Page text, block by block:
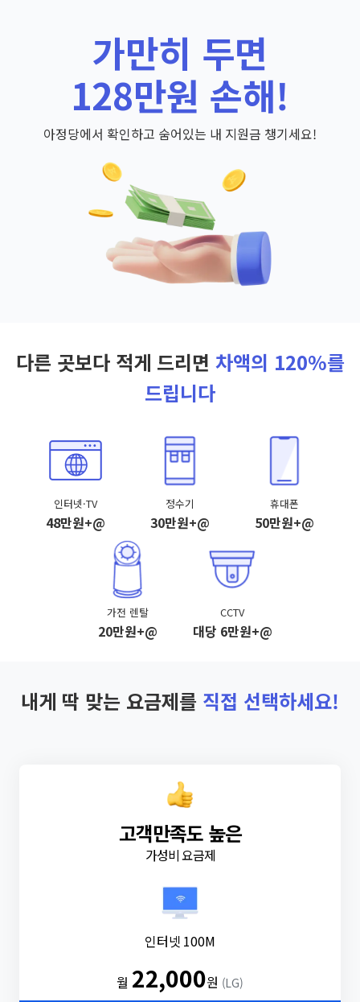
가만히 두면
128만원 손해!
아정당에서 확인하고 숨어있는 내 지원금 챙기세요!
다른 곳보다 적게 드리면 차액의 120%를
드립니다
인터넷·TV
48만원+@
정수기
30만원+@
휴대폰
50만원+@
가전 렌탈
20만원+@
CCTV
대당 6만원+@
내게 딱 맞는 요금제를 직접 선택하세요!
고객만족도 높은
가성비 요금제
인터넷 100M
월 22,000원 (LG)